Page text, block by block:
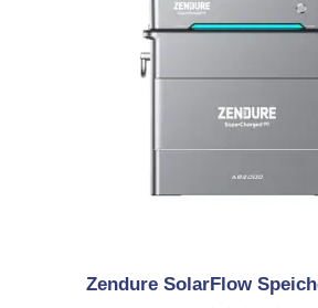
Zendure SolarFlow